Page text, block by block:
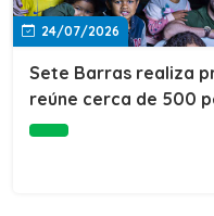
24/07/2026
Sete Barras realiza
reúne cerca de 500